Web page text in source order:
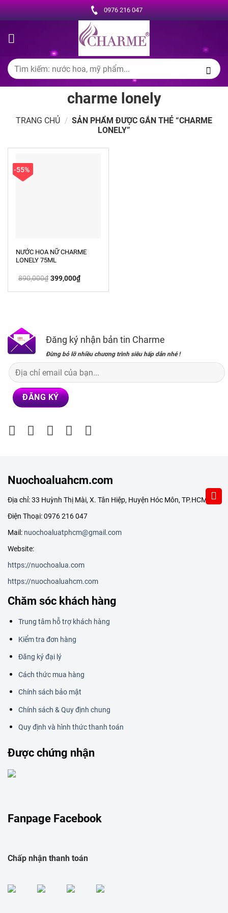
Chuyển
đến
dung
0976 216 047
Tìm
kiếm:
charme lonely
TRANG CHỦ / SẢN PHẨM ĐƯỢC GẮN THẺ “CHARME
LONELY”
-55%
NƯỚC HOA NỮ CHARME
LONELY 75ML
890,000₫ Giá
gốc
399,000₫Giá
hiện
Đăng ký nhận bản tin Charme
Đừng bỏ lỡ nhiều chương trình siêu hấp dẫn nhé !
Nuochoaluahcm.com
Địa chỉ: 33 Huỳnh Thị Mài, X. Tân Hiệp, Huyện Hóc Môn, TP.HCM
Điện Thoại: 0976 216 047
Mail: nuochoaluatphcm@gmail.com
Website:
https://nuochoalua.com
https://nuochoaluahcm.com
Chăm sóc khách hàng
Trung tâm hỗ trợ khách hàng
Kiểm tra đơn hàng
Đăng ký đại lý
Cách thức mua hàng
Chính sách bảo mật
Chính sách & Quy định chung
Quy định và hình thức thanh toán
Được chứng nhận
Fanpage Facebook
Chấp nhận thanh toán